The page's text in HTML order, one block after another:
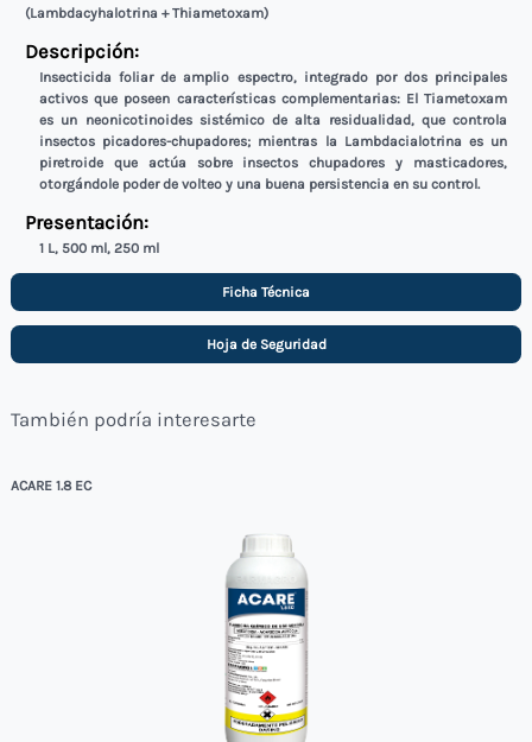
(Lambdacyhalotrina + Thiametoxam)
Descripción:
Insecticida foliar de amplio espectro, integrado por dos principales
activos que poseen características complementarias: El Tiametoxam
es un neonicotinoides sistémico de alta residualidad, que controla
insectos picadores-chupadores; mientras la Lambdacialotrina es un
piretroide que actúa sobre insectos chupadores y masticadores,
otorgándole poder de volteo y una buena persistencia en su control.
Presentación:
1 L, 500 ml, 250 ml
Ficha Técnica
Hoja de Seguridad
También podría interesarte
ACARE 1.8 EC